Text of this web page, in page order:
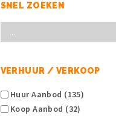
SNEL ZOEKEN
VERHUUR / VERKOOP
Huur Aanbod (135)
Koop Aanbod (32)